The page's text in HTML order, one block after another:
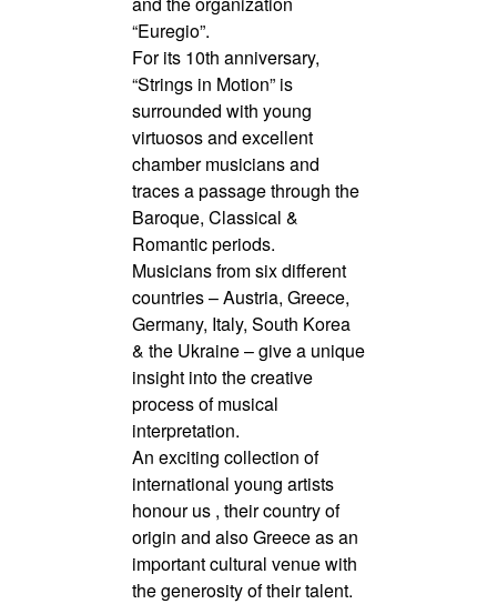
“Euregio”.
For its 10th anniversary,
“Strings in Motion” is
surrounded with young
virtuosos and excellent
chamber musicians and
traces a passage through the
Baroque, Classical &
Romantic periods.
Musicians from six different
countries – Austria, Greece,
Germany, Italy, South Korea
& the Ukraine – give a unique
insight into the creative
process of musical
interpretation.
An exciting collection of
international young artists
honour us , their country of
origin and also Greece as an
important cultural venue with
the generosity of their talent.